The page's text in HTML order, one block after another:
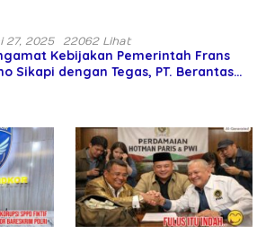
27, 2025 22062 Lihat
Kebijakan Pemerintah Frans
Sikapi dengan Tegas, PT. Berantas